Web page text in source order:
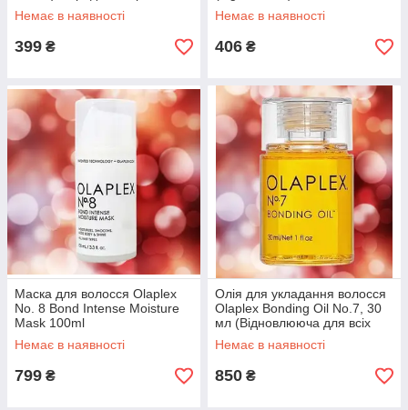
Немає в наявності
399 ₴
коричневий
Немає в наявності
406 ₴
Маска для волосся Olaplex
No. 8 Bond Intense Moisture
Mask 100ml
Немає в наявності
799 ₴
Олія для укладання волосся
Olaplex Bonding Oil No.7, 30
мл (Відновлююча для всіх
типів волосся)
Немає в наявності
850 ₴